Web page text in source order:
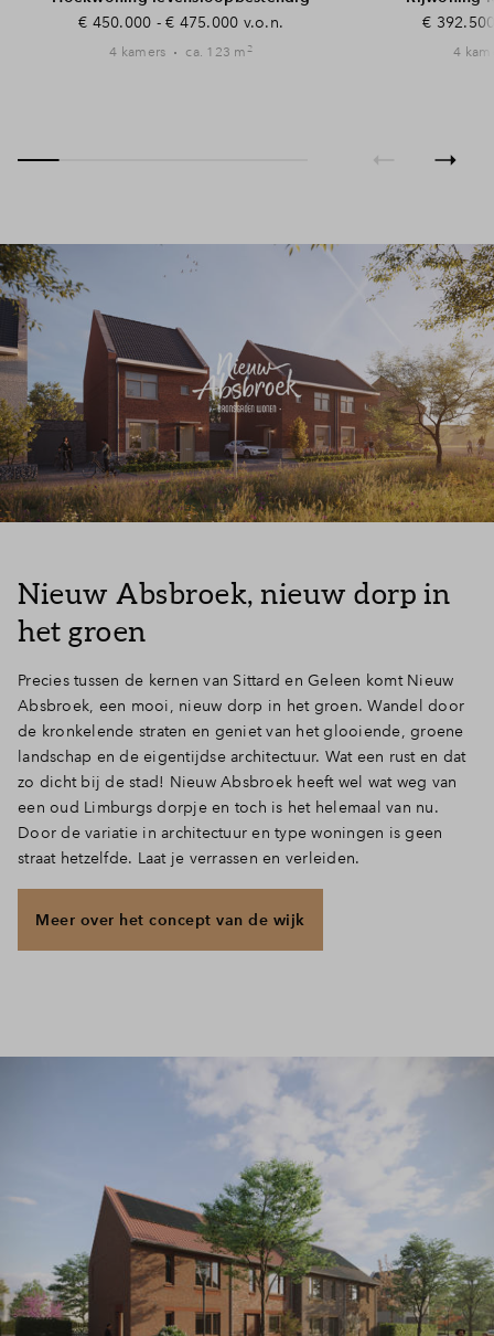
€ 450.000 - € 475.000 v.o.n.
4 kamers ca. 123 m2
€
4
Nieuw Absbroek, nieuw dorp in
het groen
Precies tussen de kernen van Sittard en Geleen komt Nieuw
Absbroek, een mooi, nieuw dorp in het groen. Wandel door
de kronkelende straten en geniet van het glooiende, groene
landschap en de eigentijdse architectuur. Wat een rust en dat
zo dicht bij de stad! Nieuw Absbroek heeft wel wat weg van
een oud Limburgs dorpje en toch is het helemaal van nu.
Door de variatie in architectuur en type woningen is geen
straat hetzelfde. Laat je verrassen en verleiden.
Meer over het concept van de wijk